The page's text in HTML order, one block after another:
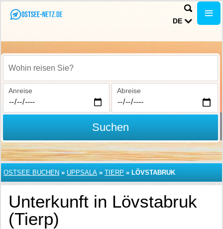
DE
Wohin reisen Sie?
Anreise Abreise
Suchen
OSTSEE BUCHEN » UPPSALA » TIERP » LÖVSTABRUK
Unterkunft in Lövstabruk
(Tierp)